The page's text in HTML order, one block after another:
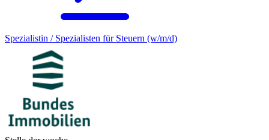
Spezialistin / Spezialisten für Steuern (w/m/d)